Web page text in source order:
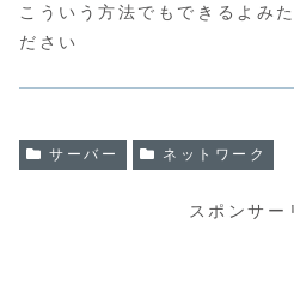
こういう方法でもできるよみ
ださい
サーバー ネットワーク
スポンサー